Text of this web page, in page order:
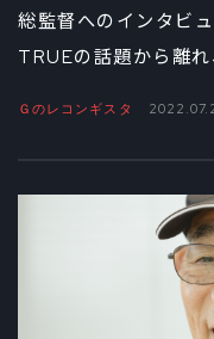
総監督へのインタビ
TRUEの話題から離
Ｇのレコンギスタ